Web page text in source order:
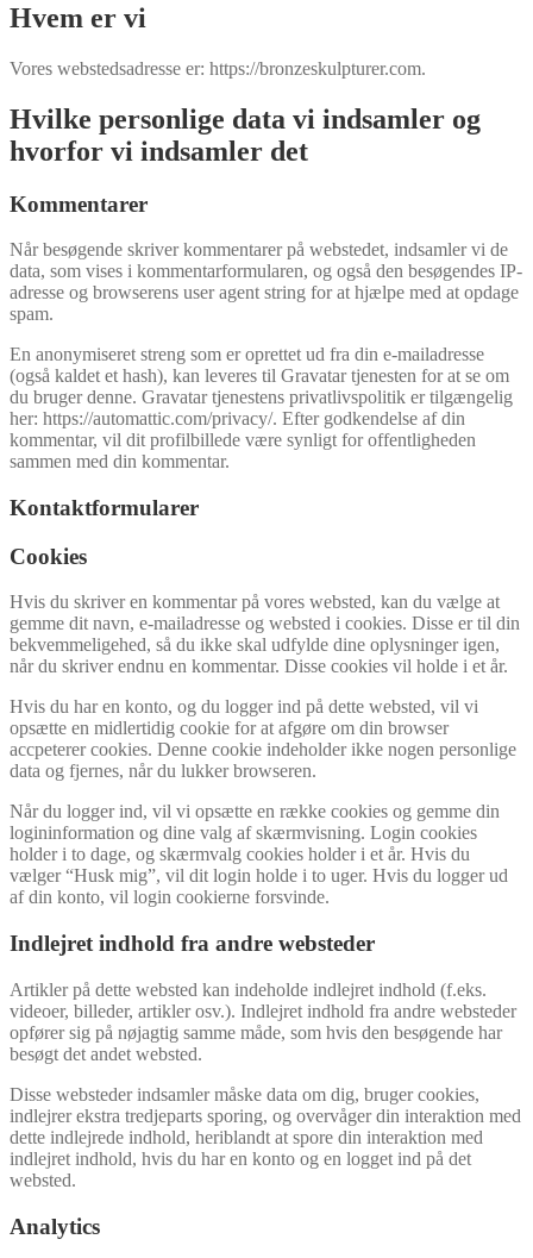
Hvem er vi
Vores webstedsadresse er: https://bronzeskulpturer.com.
Hvilke personlige data vi indsamler og
hvorfor vi indsamler det
Kommentarer
Når besøgende skriver kommentarer på webstedet, indsamler vi de
data, som vises i kommentarformularen, og også den besøgendes IP-
adresse og browserens user agent string for at hjælpe med at opdage
spam.
En anonymiseret streng som er oprettet ud fra din e-mailadresse
(også kaldet et hash), kan leveres til Gravatar tjenesten for at se om
du bruger denne. Gravatar tjenestens privatlivspolitik er tilgængelig
her: https://automattic.com/privacy/. Efter godkendelse af din
kommentar, vil dit profilbillede være synligt for offentligheden
sammen med din kommentar.
Kontaktformularer
Cookies
Hvis du skriver en kommentar på vores websted, kan du vælge at
gemme dit navn, e-mailadresse og websted i cookies. Disse er til din
bekvemmeligehed, så du ikke skal udfylde dine oplysninger igen,
når du skriver endnu en kommentar. Disse cookies vil holde i et år.
Hvis du har en konto, og du logger ind på dette websted, vil vi
opsætte en midlertidig cookie for at afgøre om din browser
accpeterer cookies. Denne cookie indeholder ikke nogen personlige
data og fjernes, når du lukker browseren.
Når du logger ind, vil vi opsætte en række cookies og gemme din
logininformation og dine valg af skærmvisning. Login cookies
holder i to dage, og skærmvalg cookies holder i et år. Hvis du
vælger “Husk mig”, vil dit login holde i to uger. Hvis du logger ud
af din konto, vil login cookierne forsvinde.
Indlejret indhold fra andre websteder
Artikler på dette websted kan indeholde indlejret indhold (f.eks.
videoer, billeder, artikler osv.). Indlejret indhold fra andre websteder
opfører sig på nøjagtig samme måde, som hvis den besøgende har
besøgt det andet websted.
Disse websteder indsamler måske data om dig, bruger cookies,
indlejrer ekstra tredjeparts sporing, og overvåger din interaktion med
dette indlejrede indhold, heriblandt at spore din interaktion med
indlejret indhold, hvis du har en konto og en logget ind på det
websted.
Analytics